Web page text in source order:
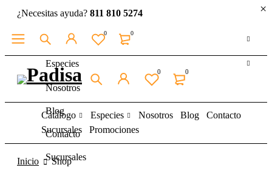
Catálogo
Especies
Nosotros
Blog
Contacto
Sucursales
¿Necesitas ayuda? 811 810 5274
0 0
0
0
Catálogo Especies Nosotros Blog
Contacto
Sucursales
Promociones
Inicio Shop